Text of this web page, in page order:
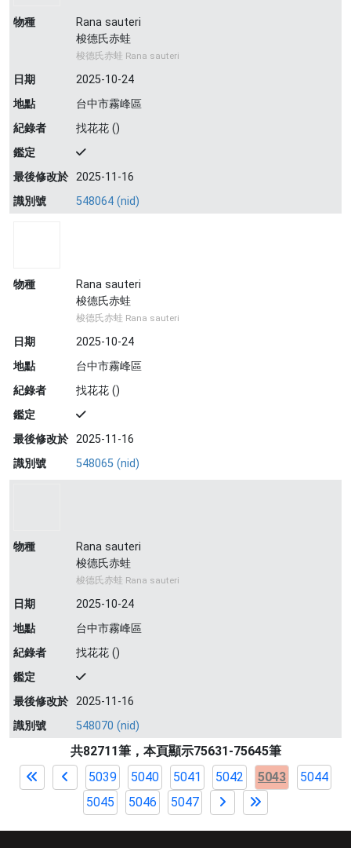
物種
Rana sauteri
梭德氏赤蛙
梭德氏赤蛙 Rana sauteri
日期
2025-10-24
地點
台中市霧峰區
紀錄者
找花花 ()
鑑定
最後修改於 2025-11-16
識別號
548064 (nid)
物種
Rana sauteri
梭德氏赤蛙
梭德氏赤蛙 Rana sauteri
日期
2025-10-24
地點
台中市霧峰區
紀錄者
找花花 ()
鑑定
最後修改於 2025-11-16
識別號
548065 (nid)
物種
Rana sauteri
梭德氏赤蛙
梭德氏赤蛙 Rana sauteri
日期
2025-10-24
地點
台中市霧峰區
紀錄者
找花花 ()
鑑定
最後修改於 2025-11-16
識別號
548070 (nid)
共82711筆，本頁顯示75631-75645筆
5039
5040 5041 5042 5043
5044
5045
5046 5047